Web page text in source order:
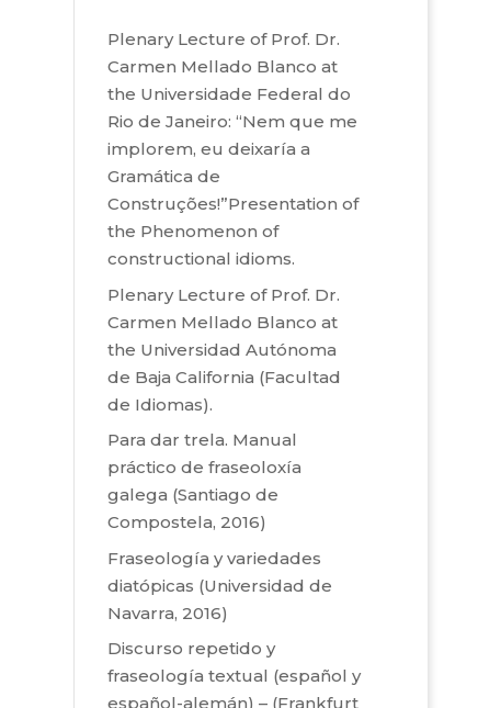
Plenary Lecture of Prof. Dr.
Carmen Mellado Blanco at
the Universidade Federal do
Rio de Janeiro: “Nem que me
implorem, eu deixaría a
Gramática de
Construções!”Presentation of
the Phenomenon of
constructional idioms.
Plenary Lecture of Prof. Dr.
Carmen Mellado Blanco at
the Universidad Autónoma
de Baja California (Facultad
de Idiomas).
Para dar trela. Manual
práctico de fraseoloxía
galega (Santiago de
Compostela, 2016)
Fraseología y variedades
diatópicas (Universidad de
Navarra, 2016)
Discurso repetido y
fraseología textual (español y
español-alemán) – (Frankfurt